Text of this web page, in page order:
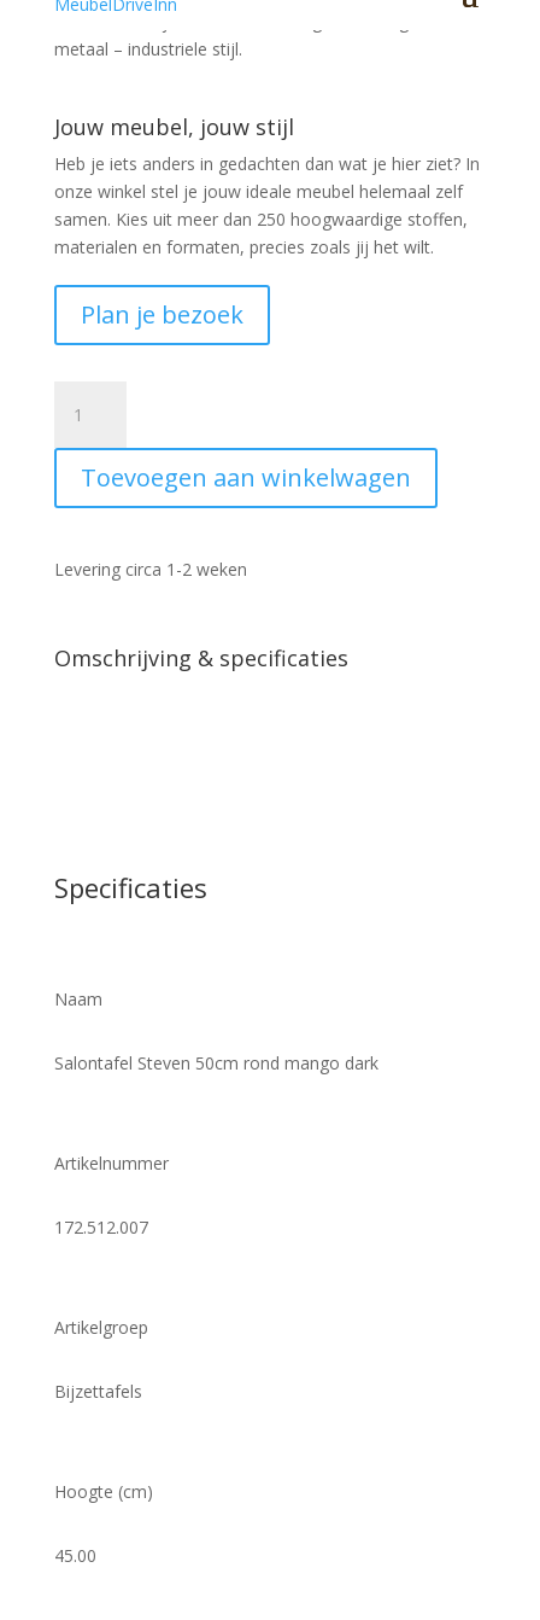
metaal – industriele stijl.
Jouw meubel, jouw stijl
Heb je iets anders in gedachten dan wat je hier ziet? In
onze winkel stel je jouw ideale meubel helemaal zelf
samen. Kies uit meer dan 250 hoogwaardige stoffen,
materialen en formaten, precies zoals jij het wilt.
Plan je bezoek
Steven
50cm
rond
mango
aantal
Toevoegen aan winkelwagen
Levering circa 1-2 weken
Omschrijving & specificaties
Specificaties
Naam
Salontafel Steven 50cm rond mango dark
Artikelnummer
172.512.007
Artikelgroep
Bijzettafels
Hoogte (cm)
45.00